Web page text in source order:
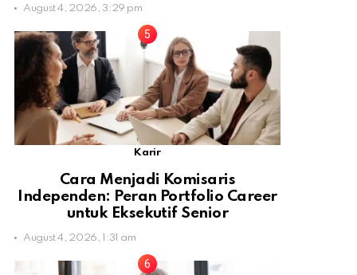
August 4, 2026, 3:29 pm
Karir
Cara Menjadi Komisaris
Independen: Peran Portfolio Career
untuk Eksekutif Senior
August 4, 2026, 1:31 am